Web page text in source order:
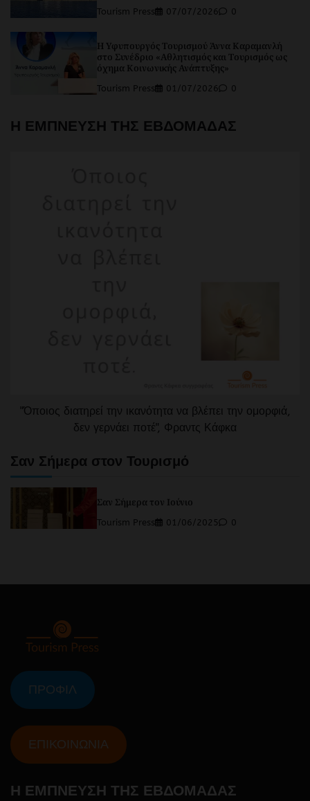
Tourism Press 07/07/2026 0
Η Υφυπουργός Τουρισμού Άννα Καραμανλή
στο Συνέδριο «Αθλητισμός και Τουρισμός ως
όχημα Κοινωνικής Ανάπτυξης»
Tourism Press 01/07/2026 0
Η ΕΜΠΝΕΥΣΗ ΤΗΣ ΕΒΔΟΜΑΔΑΣ
"Όποιος διατηρεί την ικανότητα να βλέπει την ομορφιά,
δεν γερνάει ποτέ", Φραντς Κάφκα
Σαν Σήμερα στον Τουρισμό
Σαν Σήμερα τον Ιούνιο
Tourism Press 01/06/2025 0
ΠΡΟΦΙΛ
ΕΠΙΚΟΙΝΩΝΙΑ
Η ΕΜΠΝΕΥΣΗ ΤΗΣ ΕΒΔΟΜΑΔΑΣ